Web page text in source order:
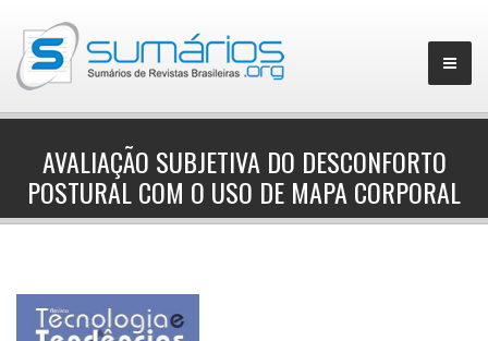
▼
AVALIAÇÃO SUBJETIVA DO DESCONFORTO
POSTURAL COM O USO DE MAPA CORPORAL